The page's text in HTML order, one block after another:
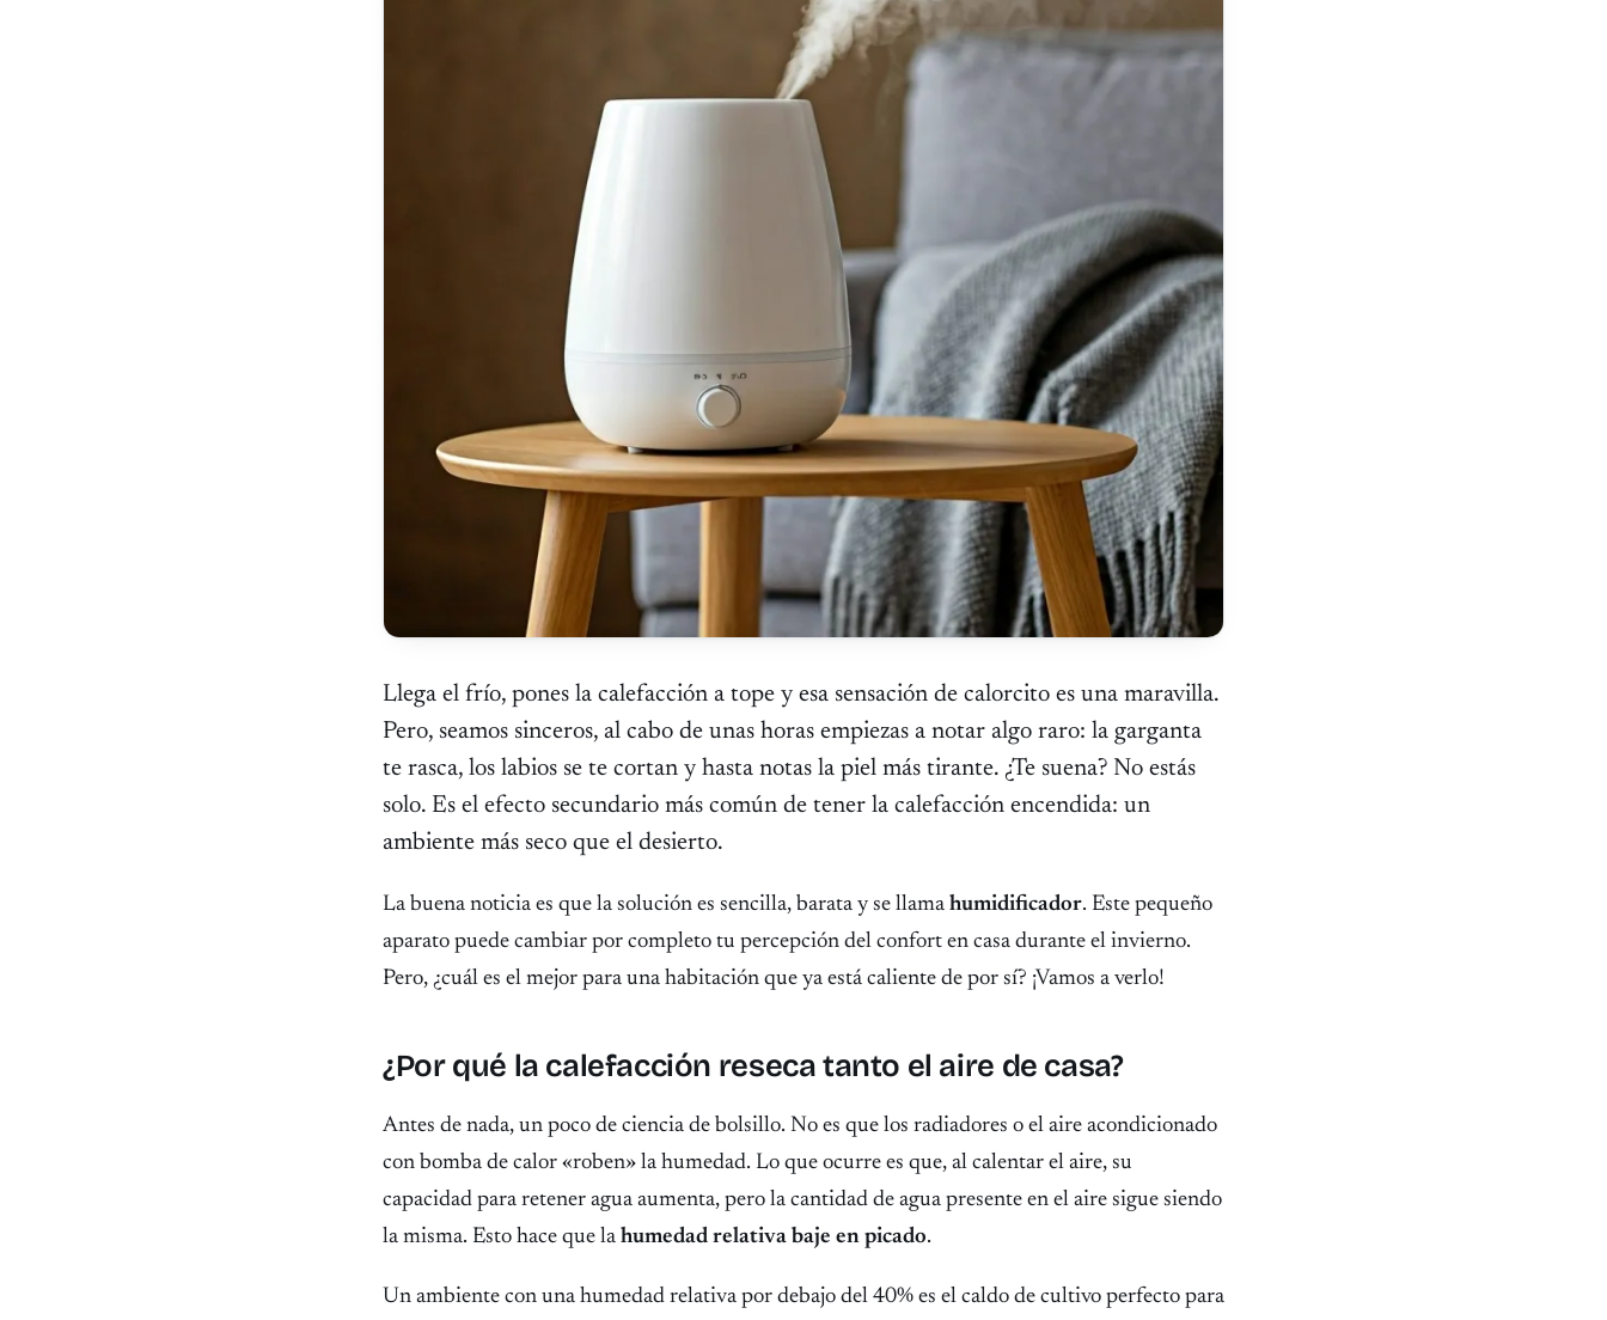
Llega el frío, pones la calefacción a tope y esa sensación de calorcito es una maravilla.
Pero, seamos sinceros, al cabo de unas horas empiezas a notar algo raro: la garganta
te rasca, los labios se te cortan y hasta notas la piel más tirante. ¿Te suena? No estás
solo. Es el efecto secundario más común de tener la calefacción encendida: un
ambiente más seco que el desierto.
La buena noticia es que la solución es sencilla, barata y se llama humidificador. Este pequeño
aparato puede cambiar por completo tu percepción del confort en casa durante el invierno.
Pero, ¿cuál es el mejor para una habitación que ya está caliente de por sí? ¡Vamos a verlo!
¿Por qué la calefacción reseca tanto el aire de casa?
Antes de nada, un poco de ciencia de bolsillo. No es que los radiadores o el aire acondicionado
con bomba de calor «roben» la humedad. Lo que ocurre es que, al calentar el aire, su
capacidad para retener agua aumenta, pero la cantidad de agua presente en el aire sigue siendo
la misma. Esto hace que la humedad relativa baje en picado.
Un ambiente con una humedad relativa por debajo del 40% es el caldo de cultivo perfecto para